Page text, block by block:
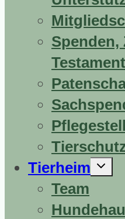
Testament
Tierheim
erweitern
Team